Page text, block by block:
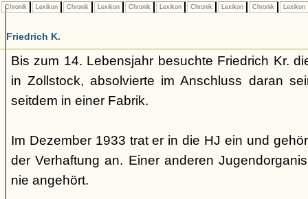
Chronik Lexikon Chronik Lexikon Chronik Lexikon Chronik Lexikon Chronik Lexikon
Friedrich K.
Bis zum 14. Lebensjahr besuchte Friedrich Kr.
in Zollstock, absolvierte im Anschluss daran
seitdem in einer Fabrik.
Im Dezember 1933 trat er in die HJ ein und
der Verhaftung an. Einer anderen
nie angehört.